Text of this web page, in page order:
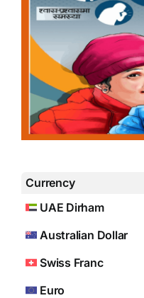
Currency
UAE Dirham
Australian Dollar
Swiss Franc
Euro